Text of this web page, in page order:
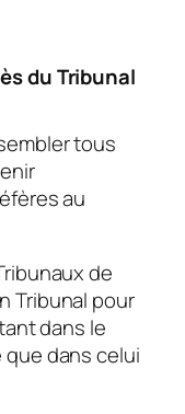
du Tribunal
tous
au
de
Tribunal pour
dans le
dans celui